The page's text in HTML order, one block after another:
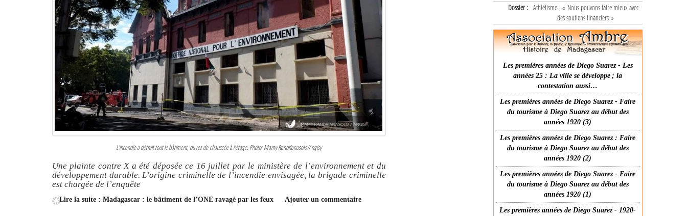
L'incendie a détruit tout le bâtiment, du rez-de-chaussée à l'étage. Photo: Mamy Randrianasolo/Angisy
Une plainte contre X a été déposée ce 16 juillet par le ministère de l’environnement et du
développement durable. L’origine criminelle de l’incendie envisagée, la brigade criminelle
est chargée de l’enquête
Lire la suite : Madagascar : le bâtiment de l’ONE ravagé par les feux Ajouter un commentaire
Dossier : Athlétisme : « Nous pouvons faire mieux avec
des soutiens financiers »
Les premières années de Diego Suarez - Les
années 25 : La ville se développe ; la
contestation aussi…
Les premières années de Diego Suarez - Faire
du tourisme à Diego Suarez au début des
années 1920 (3)
Les premières années de Diego Suarez : Faire
du tourisme à Diego Suarez au début des
années 1920 (2)
Les premières années de Diego Suarez - Faire
du tourisme à Diego Suarez au début des
années 1920 (1)
Les premières années de Diego Suarez - 1920-